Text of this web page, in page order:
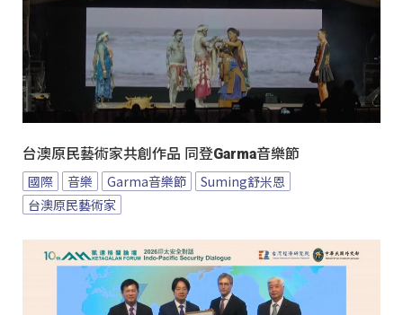
台澳原民藝術家共創作品 同登Garma音樂節
國際 音樂 Garma音樂節
Suming舒米恩
台澳原民藝術家